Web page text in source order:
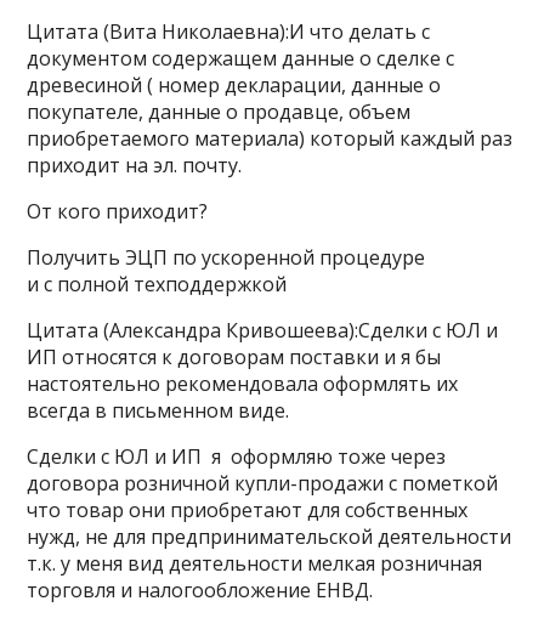
Цитата (Вита Николаевна):И что делать с
документом содержащем данные о сделке с
древесиной ( номер декларации, данные о
покупателе, данные о продавце, объем
приобретаемого материала) который каждый раз
приходит на эл. почту.
От кого приходит?
Получить ЭЦП по ускоренной процедуре
и с полной техподдержкой
Цитата (Александра Кривошеева):Сделки с ЮЛ и
ИП относятся к договорам поставки и я бы
настоятельно рекомендовала оформлять их
всегда в письменном виде.
Сделки с ЮЛ и ИП я оформляю тоже через
договора розничной купли-продажи с пометкой
что товар они приобретают для собственных
нужд, не для предпринимательской деятельности
т.к. у меня вид деятельности мелкая розничная
торговля и налогообложение ЕНВД.